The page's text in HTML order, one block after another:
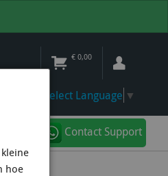
€ 0,00
Select Language ▼
Contact Support
hoe